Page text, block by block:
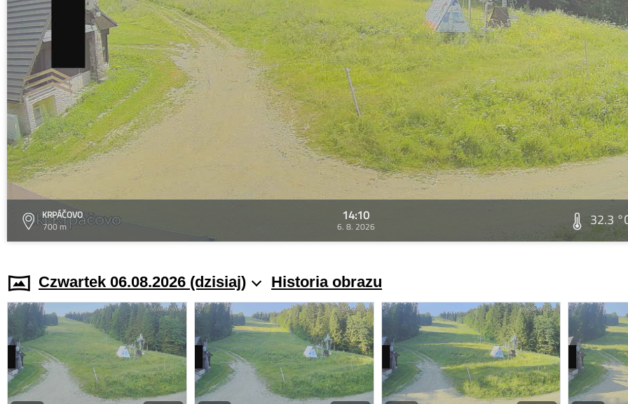
KRPÁČOVO
700 m
14:10
6. 8. 2026 32.3
Czwartek 06.08.2026 (dzisiaj) Historia obrazu